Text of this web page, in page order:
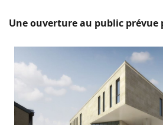
Une ouverture au public prévue